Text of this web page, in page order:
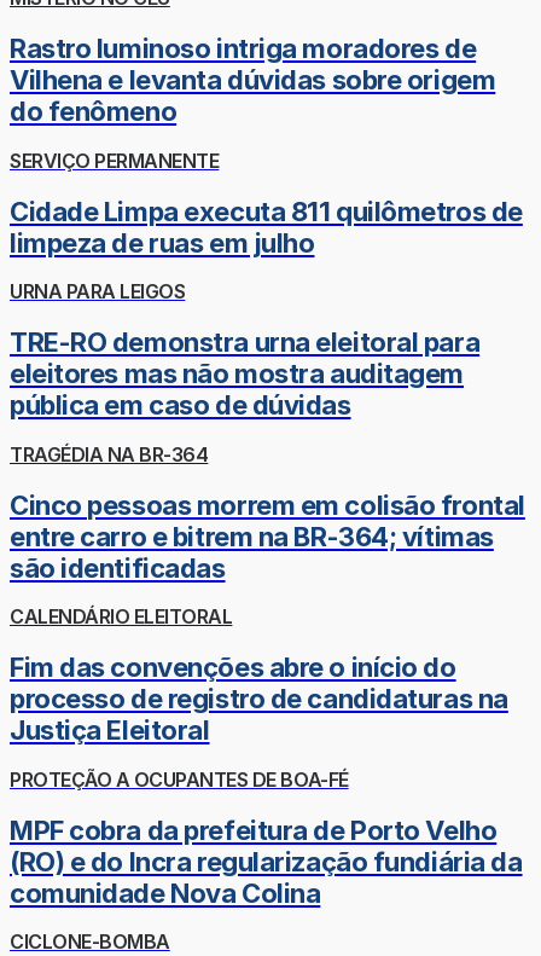
Rastro luminoso intriga moradores de
Vilhena e levanta dúvidas sobre origem
do fenômeno
SERVIÇO PERMANENTE
Cidade Limpa executa 811 quilômetros de
limpeza de ruas em julho
URNA PARA LEIGOS
TRE-RO demonstra urna eleitoral para
eleitores mas não mostra auditagem
pública em caso de dúvidas
TRAGÉDIA NA BR-364
Cinco pessoas morrem em colisão frontal
entre carro e bitrem na BR-364; vítimas
são identificadas
CALENDÁRIO ELEITORAL
Fim das convenções abre o início do
processo de registro de candidaturas na
Justiça Eleitoral
PROTEÇÃO A OCUPANTES DE BOA-FÉ
MPF cobra da prefeitura de Porto Velho
(RO) e do Incra regularização fundiária da
comunidade Nova Colina
CICLONE-BOMBA